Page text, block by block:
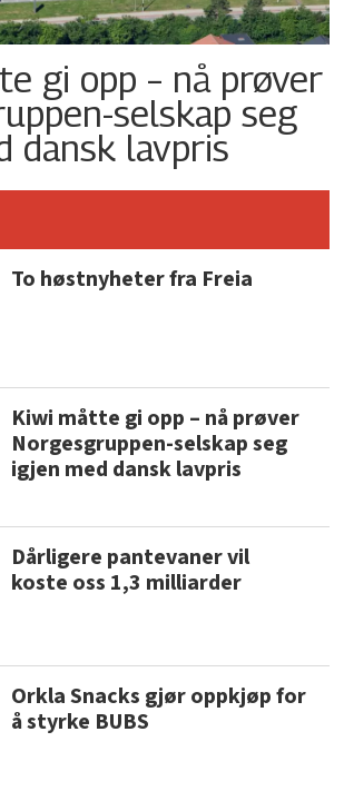
gi opp – nå prøver
selskap seg
dansk lavpris
To høstnyheter fra Freia
Kiwi måtte gi opp – nå prøver
Norgesgruppen-selskap seg
igjen med dansk lavpris
Dårligere pantevaner vil
koste oss 1,3 milliarder
Orkla Snacks gjør oppkjøp for
å styrke BUBS